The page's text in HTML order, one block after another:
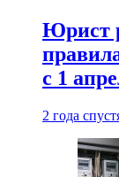
Юрист
с 1
2 года